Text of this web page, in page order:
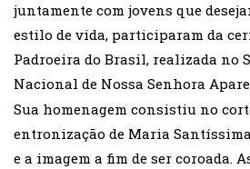
juntamente com jovens que
estilo de vida, participaram da
Padroeira do Brasil, realizada no
Nacional de Nossa Senhora
Sua homenagem consistiu no
entronização de Maria
e a imagem a fim de ser coroada.